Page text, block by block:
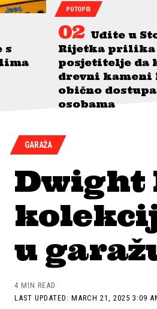
s
PUTOPIS
Uđite u
Rijetka prilika
posjetitelje da
drevni kameni
obično
osobama
GARAŽA
Dwight
u
LAST UPDATED: MARCH 21, 2025 3:09
4 MIN READ